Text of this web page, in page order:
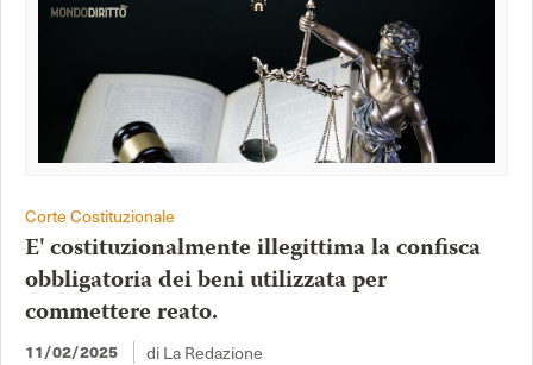
Corte Costituzionale
E' costituzionalmente illegittima la confisca
obbligatoria dei beni utilizzata per
commettere reato.
11/02/2025 di La Redazione